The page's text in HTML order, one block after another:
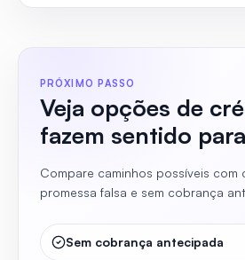
PRÓXIMO PASSO
Veja opções de
fazem sentido
Compare caminhos possíveis com
promessa falsa e sem cobrança
Sem cobrança antecipada